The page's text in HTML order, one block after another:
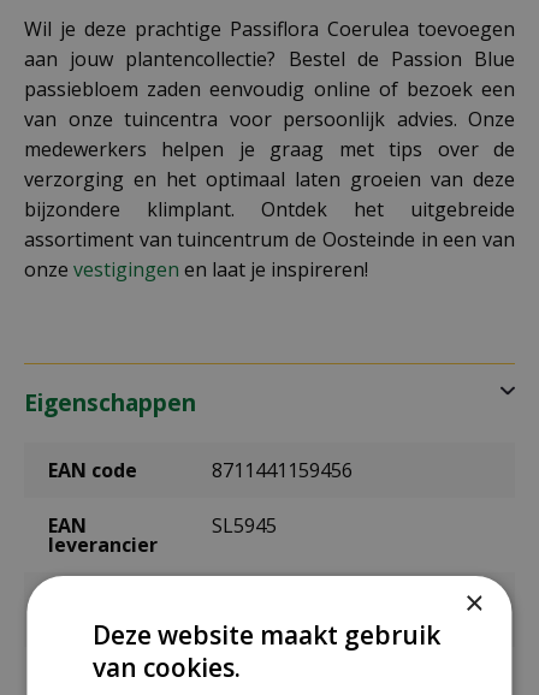
Wil je deze prachtige Passiflora Coerulea toevoegen
aan jouw plantencollectie? Bestel de Passion Blue
passiebloem zaden eenvoudig online of bezoek een
van onze tuincentra voor persoonlijk advies. Onze
medewerkers helpen je graag met tips over de
verzorging en het optimaal laten groeien van deze
bijzondere klimplant. Ontdek het uitgebreide
assortiment van tuincentrum de Oosteinde in een van
onze vestigingen en laat je inspireren!
Eigenschappen
EAN code 8711441159456
EAN
leverancier
SL5945
naam
Merk Sluis Garden
×
Deze website maakt gebruik
van cookies.